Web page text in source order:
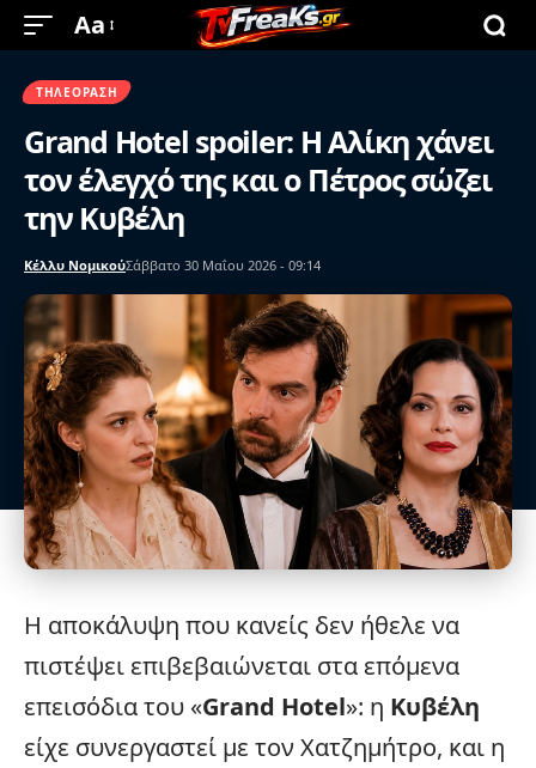
Aa
ΤΗΛΕΌΡΑΣΗ
Grand Hotel spoiler: Η Αλίκη χάνει
τον έλεγχό της και ο Πέτρος σώζει
την Κυβέλη
Κέλλυ ΝομικούΣάββατο 30 Μαΐου 2026 - 09:14
Η αποκάλυψη που κανείς δεν ήθελε να
πιστέψει επιβεβαιώνεται στα επόμενα
επεισόδια του «Grand Hotel»: η Κυβέλη
είχε συνεργαστεί με τον Χατζημήτρο, και η